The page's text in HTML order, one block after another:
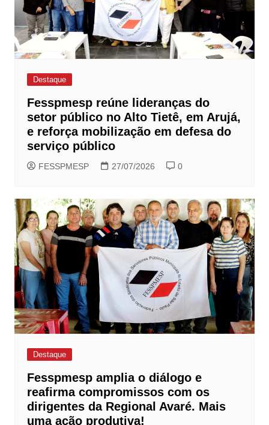
Destaque
Fesspmesp reúne lideranças do
setor público no Alto Tietê, em Arujá,
e reforça mobilização em defesa do
serviço público
FESSPMESP 27/07/2026 0
Destaque
Fesspmesp amplia o diálogo e
reafirma compromissos com os
dirigentes da Regional Avaré. Mais
uma ação produtiva!